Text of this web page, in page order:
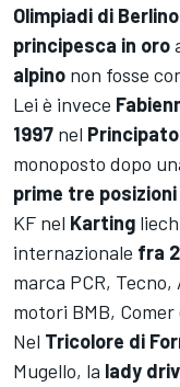
Olimpiadi di
principesca in oro
alpino non fosse
Lei è invece
1997 nel Principato
monoposto dopo
prime tre posizioni
KF nel Karting
internazionale fra
marca PCR,
motori BMB, Comer
Nel Tricolore di
Mugello, la lady